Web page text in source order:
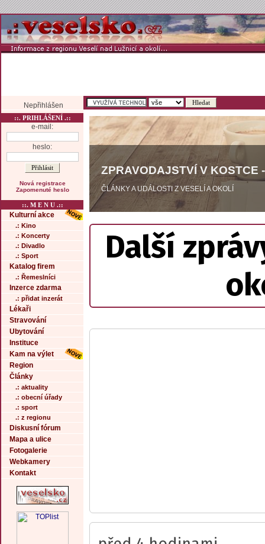
Nepřihlášen
::. PRIHLÁŠENÍ .::
e-mail:
heslo:
Nová registrace
Zapomenuté heslo
::. M E N U .::
Kulturní akce
.: Kino
.: Koncerty
.: Divadlo
.: Sport
Katalog firem
.: Řemeslníci
Inzerce zdarma
.: přidat inzerát
Lékaři
Stravování
Ubytování
Instituce
Kam na výlet
Region
Články
.: aktuality
.: obecní úřady
.: sport
.: z regionu
Diskusní fórum
Mapa a ulice
Fotogalerie
Webkamery
Kontakt
ZPRAVODAJSTVÍ V KOSTCE
ČLÁNKY A UDÁLOSTI Z VESELÍ A OKOLÍ
Další